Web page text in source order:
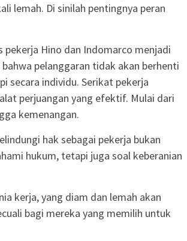
lemah. Di sinilah pentingnya peran
pekerja Hino dan Indomarco menjadi
pelanggaran tidak akan berhenti
secara individu. Serikat pekerja
perjuangan yang efektif. Mulai dari
kemenangan.
hak sebagai pekerja bukan
hukum, tetapi juga soal keberanian
kerja, yang diam dan lemah akan
bagi mereka yang memilih untuk